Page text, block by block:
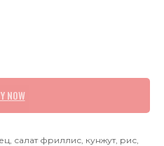
NOW
салат фриллис, кунжут, рис,